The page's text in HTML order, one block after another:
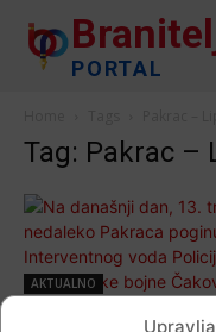
PORTAL
Tag: Pakrac –
AKTUALNO
Na današnji